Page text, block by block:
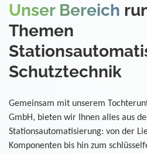
Unser Bereich
Themen
Schutztechnik
Gemeinsam mit unserem
GmbH, bieten wir Ihnen alles aus
Stationsautomatisierung: von der
Komponenten bis hin zum